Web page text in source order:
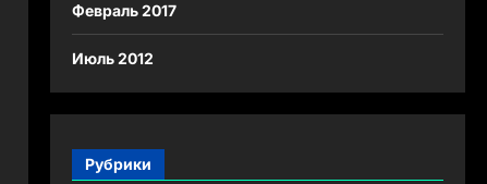
Февраль 2017
Июль 2012
Рубрики